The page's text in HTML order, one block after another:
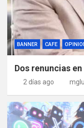
BANNER CAFE
Dos renuncias
2 días ago